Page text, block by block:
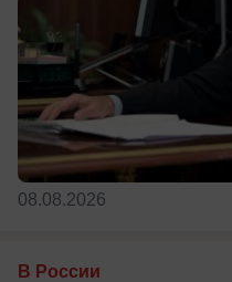
08.08.2026
В России